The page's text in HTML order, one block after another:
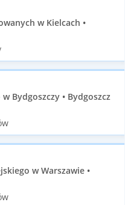
w Kielcach •
Bydgoszczy • Bydgoszcz
w Warszawie •